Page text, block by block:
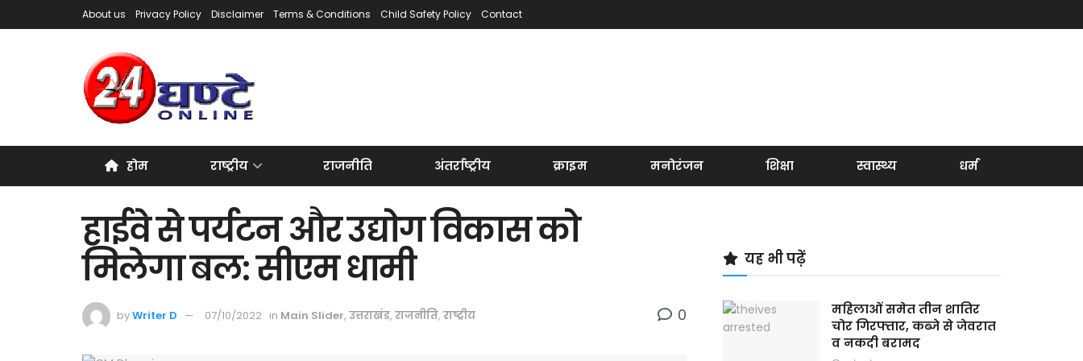
About us Privacy Policy Disclaimer Terms & Conditions Child Safety Policy Contact
होम राष्ट्रीय राजनीति अंतर्राष्ट्रीय क्राइम मनोरंजन शिक्षा स्वास्थ्य धर्म
हाईवे से पर्यटन और उद्योग विकास को
मिलेगा बल: सीएम धामी
byWriter D 07/10/2022 in Main Slider, उत्तराखंड, राजनीति, राष्ट्रीय 0
यह भी पढ़ें
महिलाओं समेत तीन शातिर
चोर गिरफ्तार, कब्जे से जेवरात
व नकदी बरामद